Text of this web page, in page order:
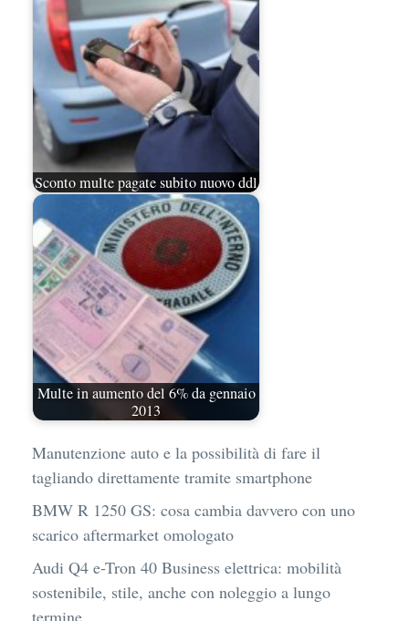
Sconto multe pagate subito nuovo ddl
Multe in aumento del 6% da gennaio
2013
Manutenzione auto e la possibilità di fare il
tagliando direttamente tramite smartphone
BMW R 1250 GS: cosa cambia davvero con uno
scarico aftermarket omologato
Audi Q4 e-Tron 40 Business elettrica: mobilità
sostenibile, stile, anche con noleggio a lungo
termine